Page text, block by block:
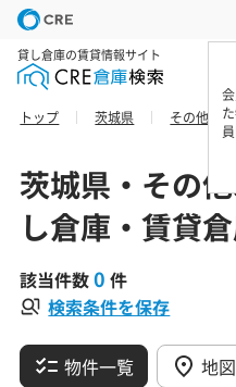
貸し倉庫の賃貸情報サイト
トップ 茨城県 その他茨
茨城県・その
し倉庫・賃貸
該当件数0 件
検索条件を保存
物件一覧 地